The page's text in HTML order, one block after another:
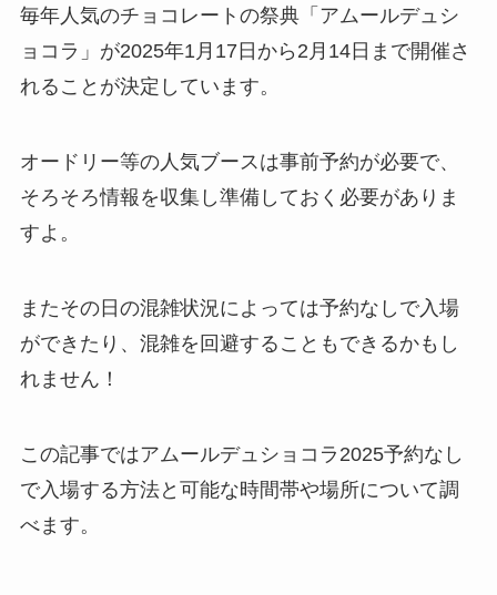
毎年人気のチョコレートの祭典「アムールデュシ
ョコラ」が2025年1月17日から2月14日まで開催さ
れることが決定しています。
オードリー等の人気ブースは事前予約が必要で、
そろそろ情報を収集し準備しておく必要がありま
すよ。
またその日の混雑状況によっては予約なしで入場
ができたり、混雑を回避することもできるかもし
れません！
この記事ではアムールデュショコラ2025予約なし
で入場する方法と可能な時間帯や場所について調
べます。